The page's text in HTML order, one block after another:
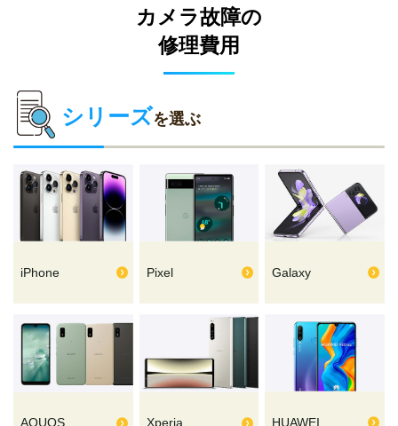
カメラ故障の
修理費用
シリーズを選ぶ
iPhone Pixel Galaxy
AQUOS Xperia HUAWEI